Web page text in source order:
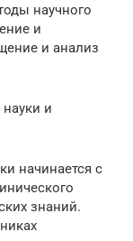
научного
и
и анализ
и
начинается с
знаний.